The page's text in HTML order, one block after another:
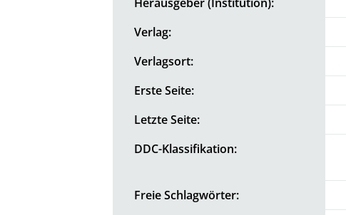
Verlag:
Verlagsort:
Erste Seite:
Letzte Seite:
DDC-Klassifikation:
Freie Schlagwörter: